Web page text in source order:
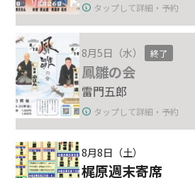
タップして詳細・予約
8月5日（水） 終了
鳳雛の会
雷門五郎
タップして詳細・予約
8月8日（土）
梶原週末寄席